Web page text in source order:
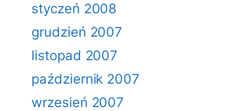
styczeń 2008
grudzień 2007
listopad 2007
październik 2007
wrzesień 2007